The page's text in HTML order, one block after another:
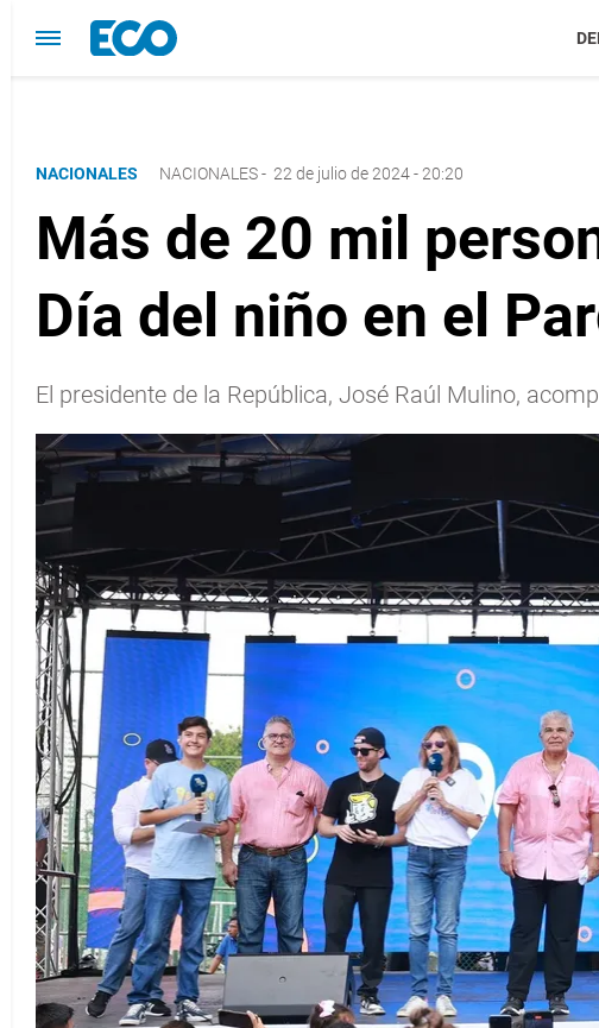
NACIONALES NACIONALES- 22 de julio de 2024 - 20:20
Más de 20 mil
Día del niño en el
El presidente de la República, José Raúl Mulino,